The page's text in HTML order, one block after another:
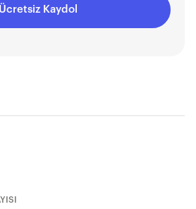
Ücretsiz Kaydol